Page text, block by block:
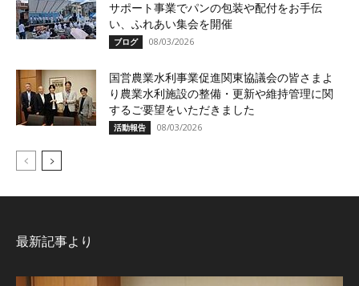
サポート事業でパンの包装や配付をお手伝
い、ふれあい集会を開催
ブログ 08/03/2026
国営農業水利事業促進関東協議会の皆さまよ
り農業水利施設の整備・更新や維持管理に関
するご要望をいただきました
活動報告 08/03/2026
最新記事より